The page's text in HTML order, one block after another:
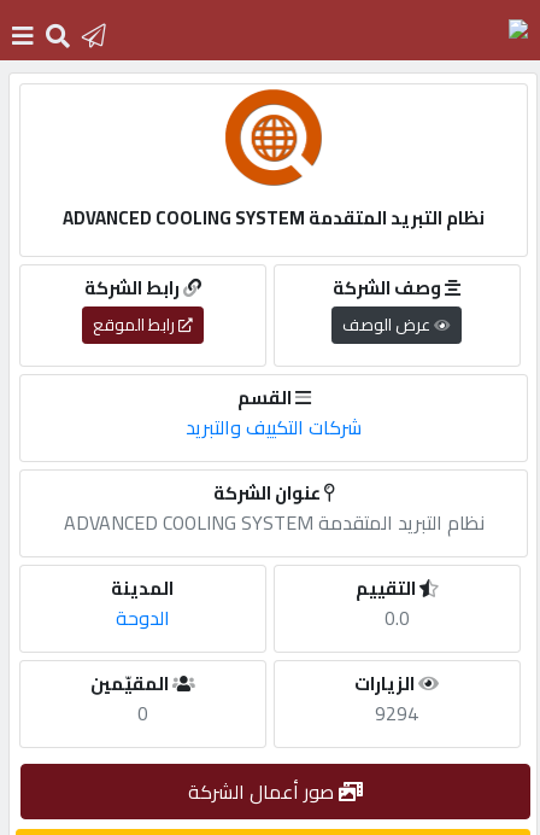
دخول
التسجيل
English
أضف
اعلانك
طلب
نظام التبريد المتقدمة ADVANCED COOLING SYSTEM
رابط الشركة
رابط الموقع
وصف الشركة
عرض الوصف
القسم
شركات التكييف والتبريد
عنوان الشركة
نظام التبريد المتقدمة ADVANCED COOLING SYSTEM
المدينة
الدوحة
التقييم
0.0
المقيّمين
0
الزيارات
9294
صور أعمال الشركة